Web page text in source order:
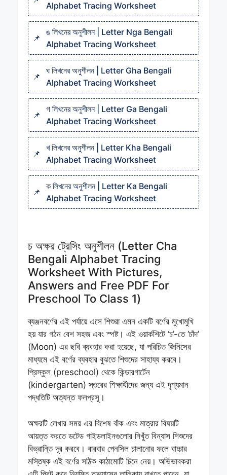
Alphabet Tracing Worksheet
ঙ লিখনের অনুশীলন | Letter Nga Bengali
Alphabet Tracing Worksheet
ঘ লিখনের অনুশীলন | Letter Gha Bengali
Alphabet Tracing Worksheet
গ লিখনের অনুশীলন | Letter Ga Bengali
Alphabet Tracing Worksheet
খ লিখনের অনুশীলন | Letter Kha Bengali
Alphabet Tracing Worksheet
ক লিখনের অনুশীলন | Letter Ka Bengali
Alphabet Tracing Worksheet
চ অক্ষর ট্রেসিং অনুশীলন (Letter Cha
Bengali Alphabet Tracing
Worksheet With Pictures,
Answers and Free PDF For
Preschool To Class 1)
ব্যঞ্জনবর্ণের এই পর্যায়ে এসে শিশুরা এমন একটি বর্ণের মুখোমুখি
হয় যার গঠন বেশ সহজ এবং স্পষ্ট। এই ওয়ার্কশিটে ‘চ’-তে ‘চাঁদ’
(Moon) এর ছবি ব্যবহার করা হয়েছে, যা পরিচিত জিনিসের
মাধ্যমে এই বর্ণের ব্যবহার বুঝতে শিশুদের সাহায্য করবে।
প্রিস্কুল (preschool) থেকে কিন্ডারগার্টেন
(kindergarten) স্তরের শিক্ষার্থীদের জন্য এই দৃশ্যমান
পদ্ধতিটি অত্যন্ত ফলপ্রসূ।
অক্ষরটি লেখার সময় এর বিশেষ বাঁক এবং মাত্রার বিষয়টি
আয়ত্ত করতে ডটেড গাইডলাইনগুলোর নিখুঁত বিন্যাস শিশুদের
বিভ্রান্তি দূর করবে। বারবার পেনসিল চালানোর ফলে বাচ্চার
মস্তিষ্ক এই বর্ণের সঠিক কাঠামোটি চিনে নেয়। অভিভাবকরা